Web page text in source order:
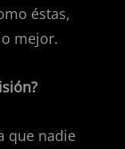
éstas,
mejor.
que nadie